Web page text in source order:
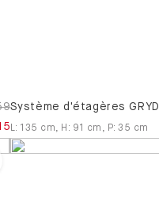
Système d'étagères GRYD
L : 135 cm H : 91 cm P:35 cm